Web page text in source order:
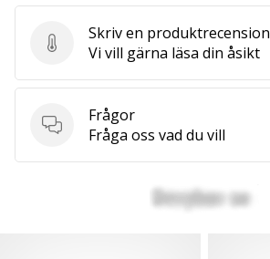
Skriv en produktrecension
Skriv en produktrecension
Vi vill gärna läsa din åsikt
Frågor
Frågor
Fråga oss vad du vill